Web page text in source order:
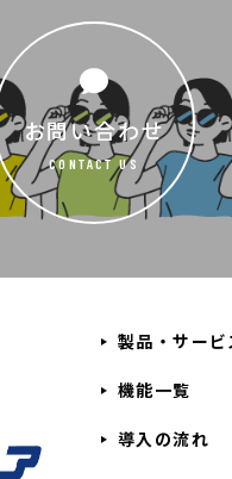
お問い合わせ
CONTACT US
製品・サービ
機能一覧
導入の流れ